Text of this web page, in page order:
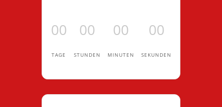
00
TAGE
00
STUNDEN
00
MINUTEN
00
SEKUNDEN